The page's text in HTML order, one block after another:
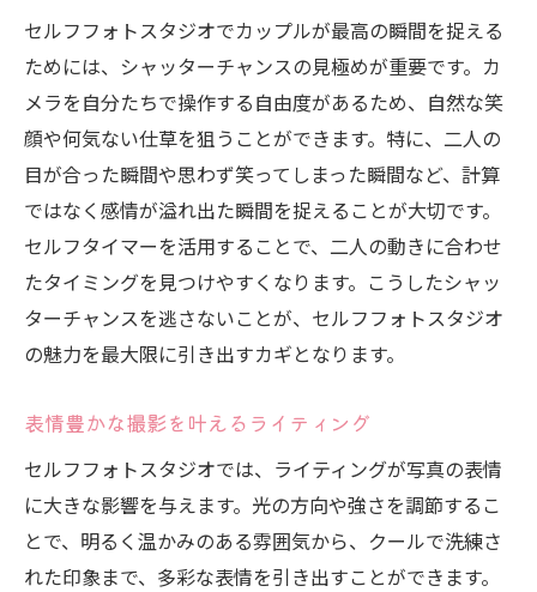
セルフフォトスタジオでカップルが最高の瞬間を捉える
ためには、シャッターチャンスの見極めが重要です。カ
メラを自分たちで操作する自由度があるため、自然な笑
顔や何気ない仕草を狙うことができます。特に、二人の
目が合った瞬間や思わず笑ってしまった瞬間など、計算
ではなく感情が溢れ出た瞬間を捉えることが大切です。
セルフタイマーを活用することで、二人の動きに合わせ
たタイミングを見つけやすくなります。こうしたシャッ
ターチャンスを逃さないことが、セルフフォトスタジオ
の魅力を最大限に引き出すカギとなります。
表情豊かな撮影を叶えるライティング
セルフフォトスタジオでは、ライティングが写真の表情
に大きな影響を与えます。光の方向や強さを調節するこ
とで、明るく温かみのある雰囲気から、クールで洗練さ
れた印象まで、多彩な表情を引き出すことができます。